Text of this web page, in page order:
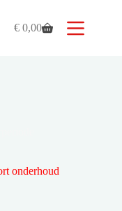
Winkelwagen
€ 0,00
onderhoud